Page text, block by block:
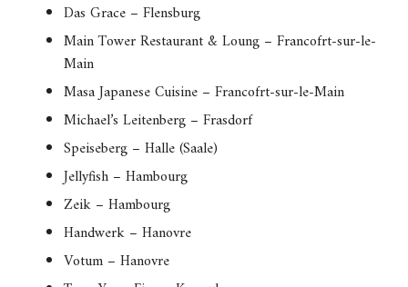
Das Grace – Flensburg
Main Tower Restaurant & Loung – Francofrt-sur-le-
Main
Masa Japanese Cuisine – Francofrt-sur-le-Main
Michael’s Leitenberg – Frasdorf
Speiseberg – Halle (Saale)
Jellyfish – Hambourg
Zeik – Hambourg
Handwerk – Hanovre
Votum – Hanovre